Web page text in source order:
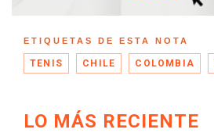
ETIQUETAS DE ESTA NOTA
TENIS CHILE COLOMBIA
LO MÁS RECIENTE